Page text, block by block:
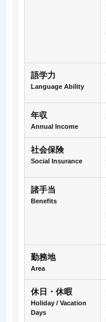
語学力
Language Ability
年収
Annual Income
社会保険
Social Insurance
諸手当
Benefits
勤務地
Area
休日・休暇
Holiday / Vacation
Days